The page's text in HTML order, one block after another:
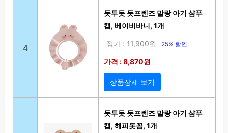
4
돗투돗 돗프렌즈 말랑 아기 샴푸
캡, 베이비바니, 1개
정가 : 11,900원 25% 할인
가격 : 8,870원
상품상세 보기
돗투돗 돗프렌즈 말랑 아기 샴푸
캡, 해피돗꼼, 1개